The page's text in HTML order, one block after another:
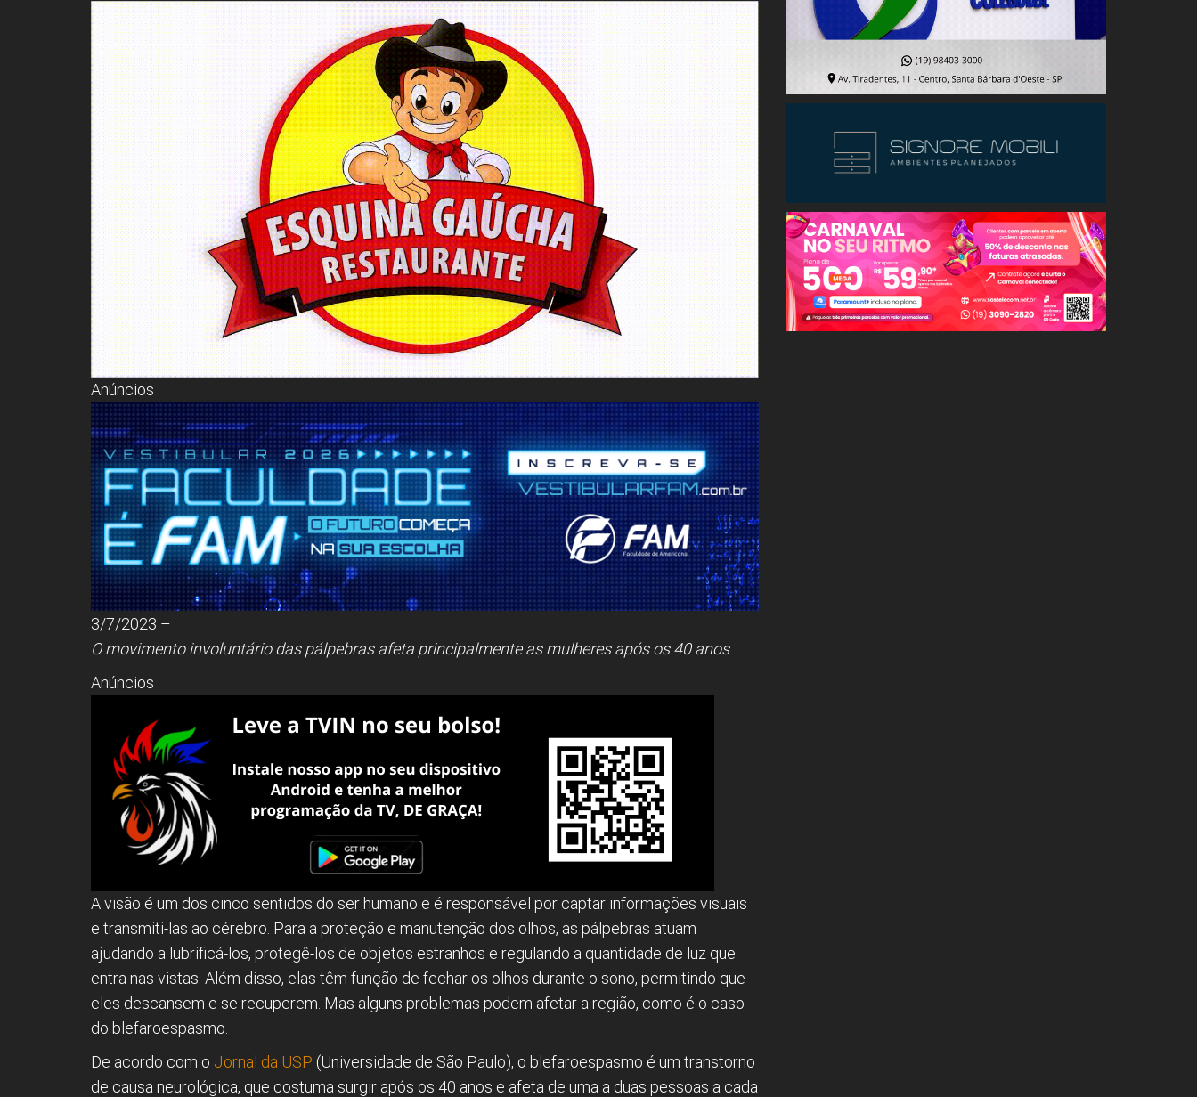
Congresso, Câmara
dos Deputados,
Assembleia
Legislativa,
Senado, São Paulo,
Rio de Janeiro,
Brasília, Nordeste,
Norte, Centro-
Oeste, Sul, Sudeste,
Gastronomia,
Vinhos, Bebidas,
Cervejas, Comida,
Receitas, Chef, RH,
Emprego,
Empreendedorismo,
Negócios,
Oportunidades,
Anúncios
3/7/2023 –
O movimento involuntário das pálpebras afeta principalmente as mulheres após os 40 anos
Anúncios
A visão é um dos cinco sentidos do ser humano e é responsável por captar informações visuais
e transmiti-las ao cérebro. Para a proteção e manutenção dos olhos, as pálpebras atuam
ajudando a lubrificá-los, protegê-los de objetos estranhos e regulando a quantidade de luz que
entra nas vistas. Além disso, elas têm função de fechar os olhos durante o sono, permitindo que
eles descansem e se recuperem. Mas alguns problemas podem afetar a região, como é o caso
do blefaroespasmo.
De acordo com o Jornal da USP (Universidade de São Paulo), o blefaroespasmo é um transtorno
de causa neurológica, que costuma surgir após os 40 anos e afeta de uma a duas pessoas a cada